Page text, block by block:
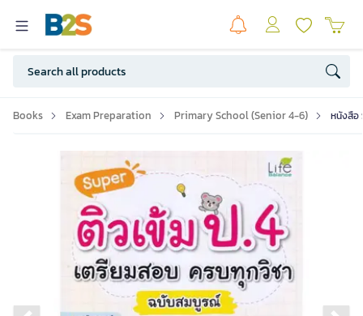
Books Exam Preparation Primary School (Senior 4-6) หนังสือ